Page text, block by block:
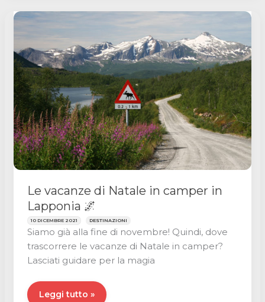
bambini
Le vacanze di Natale in camper in
Lapponia 🌌
10 DICEMBRE 2021 DESTINAZIONI
Siamo già alla fine di novembre! Quindi, dove
trascorrere le vacanze di Natale in camper?
Lasciati guidare per la magia
Le
Leggi tutto »